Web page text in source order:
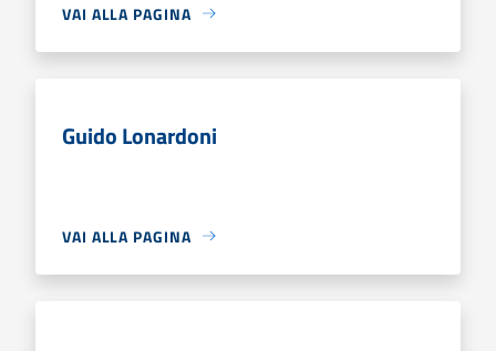
VAI ALLA PAGINA
Guido Lonardoni
VAI ALLA PAGINA